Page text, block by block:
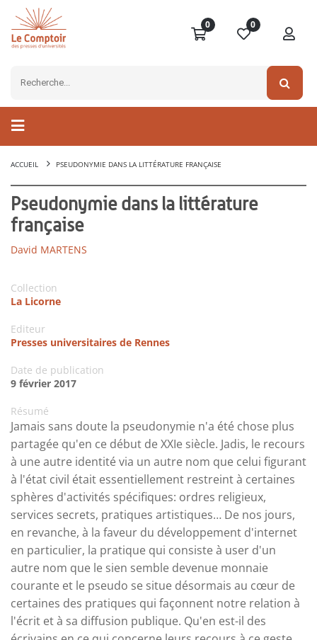
0 0
ACCUEIL PSEUDONYMIE DANS LA LITTÉRATURE FRANÇAISE
Pseudonymie dans la littérature
française
David MARTENS
Collection
La Licorne
Editeur
Presses universitaires de Rennes
Date de publication
9 février 2017
Résumé
Jamais sans doute la pseudonymie n'a été chose plus
partagée qu'en ce début de XXIe siècle. Jadis, le recours
à une autre identité via un autre nom que celui figurant
à l'état civil était essentiellement restreint à certaines
sphères d'activités spécifiques: ordres religieux,
services secrets, pratiques artistiques… De nos jours,
en revanche, à la faveur du développement d'internet
en particulier, la pratique qui consiste à user d'un
autre nom que le sien semble devenue monnaie
courante et le pseudo se situe désormais au cœur de
certaines des pratiques qui façonnent notre relation à
l'écrit et à sa diffusion publique. Qu'en est-il des